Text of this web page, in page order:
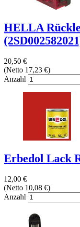
HELLA
20,50 €
(Netto 17,23 €)
Anzahl
Erbedol Lack
12,00 €
(Netto 10,08 €)
Anzahl